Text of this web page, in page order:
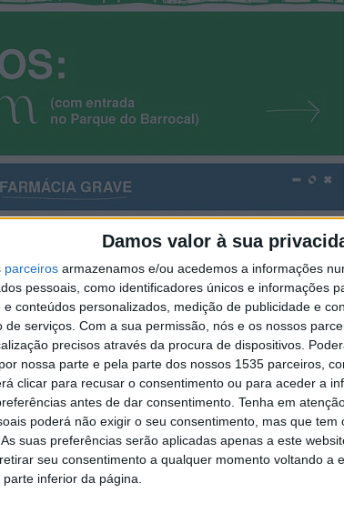
Damos valor à sua
parceiros armazenamos e/ou acedemos a informações
pessoais, como identificadores únicos e informações
e conteúdos personalizados, medição de publicidade e
de serviços. Com a sua permissão, nós e os nossos
precisos através da procura de dispositivos.
nossa parte e pela parte dos nossos 1535 parceiros,
clicar para recusar o consentimento ou para aceder a
antes de dar consentimento. Tenha em
poderá não exigir o seu consentimento, mas que tem
suas preferências serão aplicadas apenas a este
seu consentimento a qualquer momento voltando a
inferior da página.
a calçar os ténis da solidariedade e do bem-
marcada para domingo, 24 de maio.
aberta a toda a comunidade, onde a saúde, a
A inscrição é de 1€, sendo que, este ano, o valor
Reabilitar Incluir Diferenças.
9h, em frente à Farmácia Grave, com passagem
nos anos anteriores, os participantes vão poder
de 5 ou 10km.